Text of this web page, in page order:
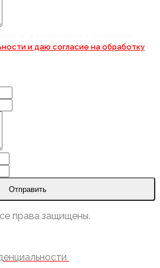
и даю согласие на обработку
Отправить
права защищены.